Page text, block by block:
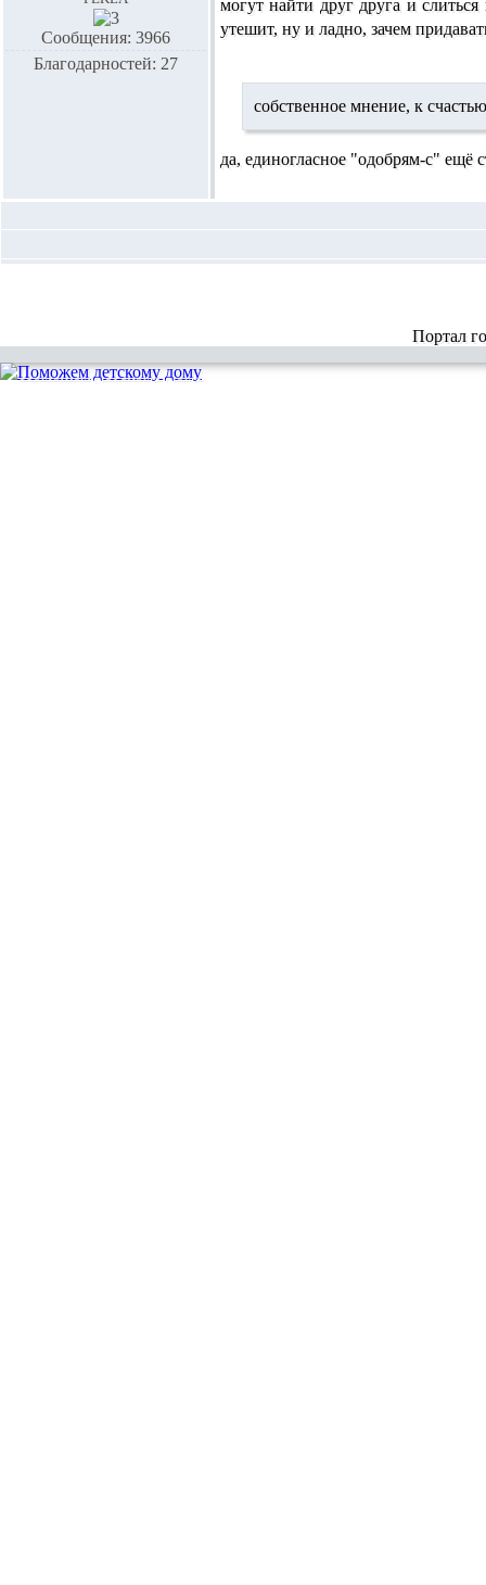
Сообщения: 3966
Благодарностей: 27
могут найти друг друга и
утешит, ну и ладно, зачем
собственное мнение, к
да, единогласное "одобрям-с" ещё
Портал